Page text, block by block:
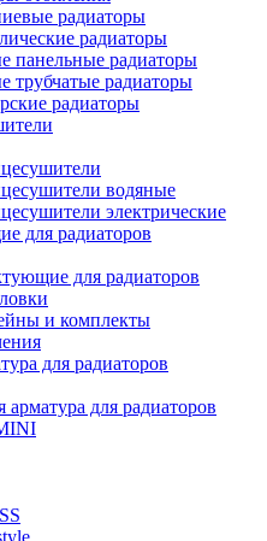
радиаторы
радиаторы
панельные радиаторы
трубчатые радиаторы
радиаторы
водяные
электрические
для радиаторов
для радиаторов
и комплекты
для радиаторов
арматура для радиаторов